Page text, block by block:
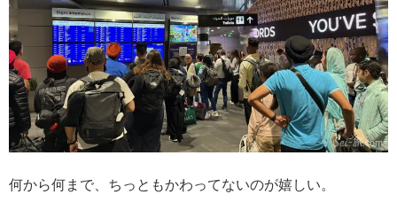
何から何まで、ちっともかわってないのが嬉しい。